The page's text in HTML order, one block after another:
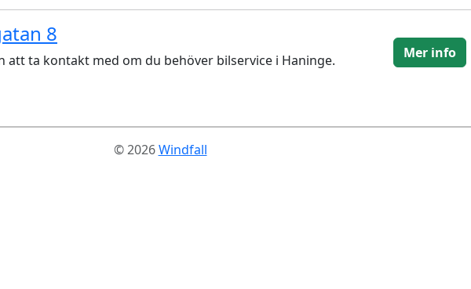
8
ta kontakt med om du behöver bilservice i Haninge. Mer info
© 2026Windfall